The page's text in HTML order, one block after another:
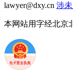
lawyer@dxy.cn 涉
本网站用字经北京